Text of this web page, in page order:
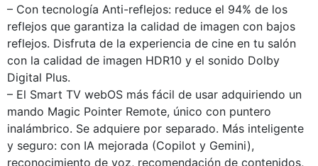
– Con tecnología Anti-reflejos: reduce el 94% de los
reflejos que garantiza la calidad de imagen con bajos
reflejos. Disfruta de la experiencia de cine en tu salón
con la calidad de imagen HDR10 y el sonido Dolby
Digital Plus.
– El Smart TV webOS más fácil de usar adquiriendo un
mando Magic Pointer Remote, único con puntero
inalámbrico. Se adquiere por separado. Más inteligente
y seguro: con IA mejorada (Copilot y Gemini),
reconocimiento de voz, recomendación de contenidos,